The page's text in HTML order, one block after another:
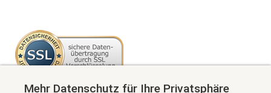
Mehr Datenschutz für Ihre Privatsphäre